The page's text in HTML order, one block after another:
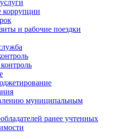
коррупции
и рабочие поездки
муниципальным
ранее учтенных